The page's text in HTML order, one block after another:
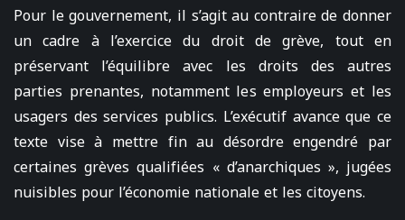
Pour le gouvernement, il s’agit au contraire de donner
un cadre à l’exercice du droit de grève, tout en
préservant l’équilibre avec les droits des autres
parties prenantes, notamment les employeurs et les
usagers des services publics. L’exécutif avance que ce
texte vise à mettre fin au désordre engendré par
certaines grèves qualifiées « d’anarchiques », jugées
nuisibles pour l’économie nationale et les citoyens.